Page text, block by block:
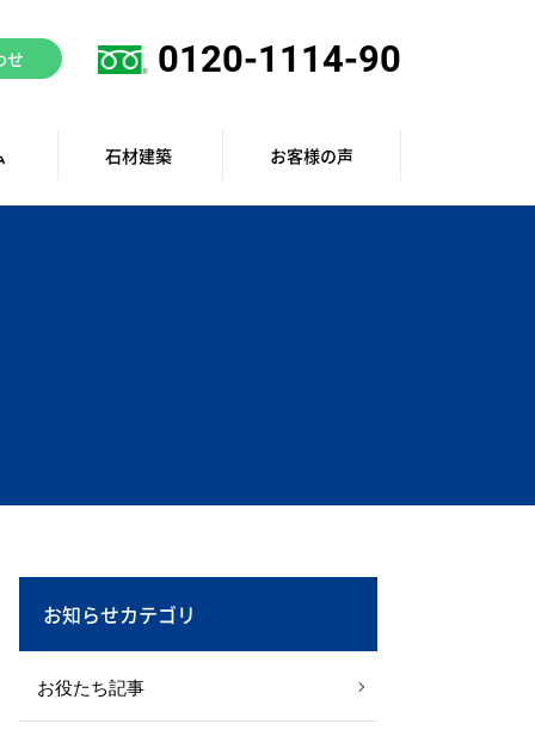
せ 0120-1114-90
石材建築 お客様の声
お知らせカテゴリ
お役たち記事